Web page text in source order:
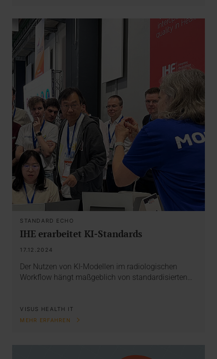
STANDARD ECHO
IHE erarbeitet KI-Standards
17.12.2024
Der Nutzen von KI-Modellen im radiologischen
Workflow hängt maßgeblich von standardisierten…
VISUS HEALTH IT
MEHR ERFAHREN